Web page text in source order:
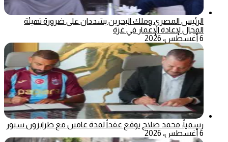
الرئيس المصري وملك البحرين يشددان على ضرورة تهيئة
المجال لإعادة الإعمار في غزة
6 أغسطس، 2026
رسمياً: محمد صلاح يوقع عقداً لمدة عامين مع طرابزون سبور
6 أغسطس، 2026